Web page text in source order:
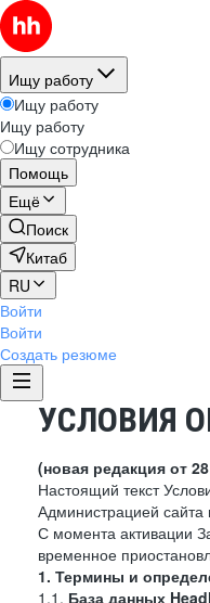
Ищу работу
Ищу работу
Ищу работу
Ищу сотрудника
Помощь
Ещё
Поиск
Китаб
RU
Войти
Войти
Создать резюме
УСЛОВИЯ
(новая редакция от
Настоящий текст
Администрацией
С момента активации
временное
1. Термины и
1.1. База данных